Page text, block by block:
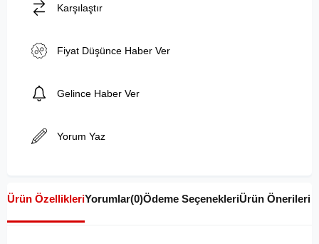
Karşılaştır
Fiyat Düşünce Haber Ver
Gelince Haber Ver
Yorum Yaz
Ürün ÖzellikleriYorumlar(0)Ödeme SeçenekleriÜrün Önerileri